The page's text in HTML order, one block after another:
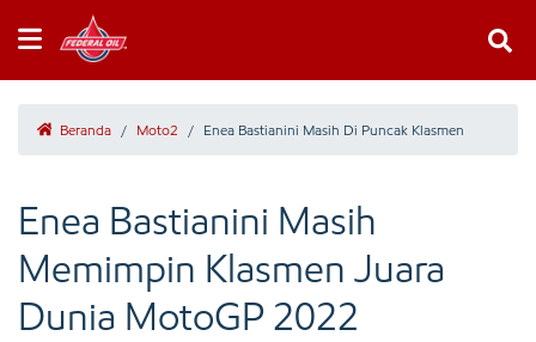
Beranda / Moto2 / Enea Bastianini Masih Di Puncak Klasmen
Enea Bastianini Masih
Memimpin Klasmen Juara
Dunia MotoGP 2022